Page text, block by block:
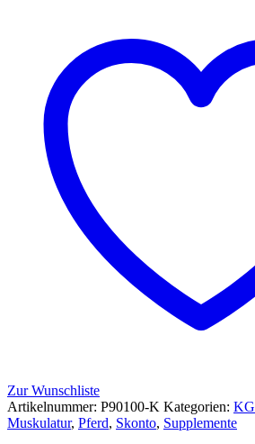
Zur Wunschliste
Artikelnummer: P90100-K Kategorien: KG
Muskulatur, Pferd, Skonto, Supplemente